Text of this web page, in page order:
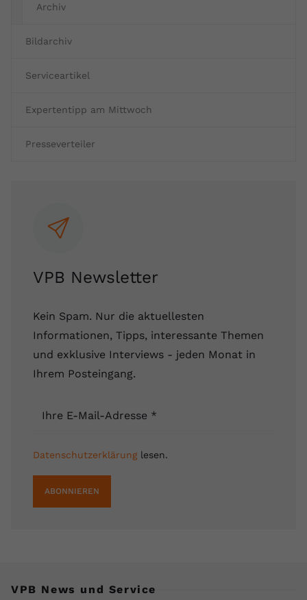
Archiv
Bildarchiv
Serviceartikel
Expertentipp am Mittwoch
Presseverteiler
VPB Newsletter
Kein Spam. Nur die aktuellesten
Informationen, Tipps, interessante Themen
und exklusive Interviews - jeden Monat in
Ihrem Posteingang.
Ihre E-Mail-Adresse *
Datenschutzerklärunglesen.
ABONNIEREN
VPB News und Service